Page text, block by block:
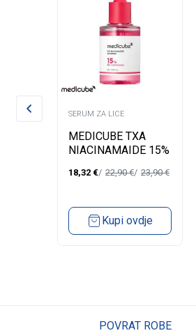
SERUM ZA LICE
MEDICUBE TXA
NIACINAMAIDE 15%
18,32 € 22,90€ 23,90€
Kupi ovdje
POVRAT ROBE